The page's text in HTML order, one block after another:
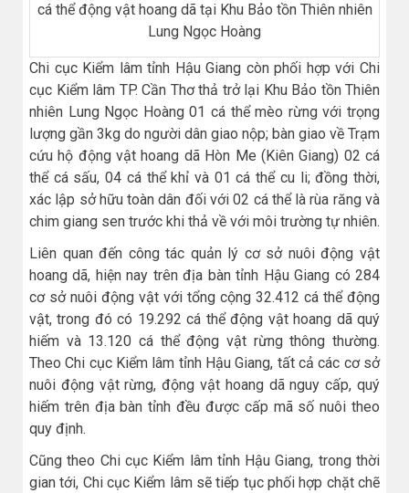
cá thể động vật hoang dã tại Khu Bảo tồn Thiên nhiên
Lung Ngọc Hoàng
Chi cục Kiểm lâm tỉnh Hậu Giang còn phối hợp với Chi
cục Kiểm lâm TP. Cần Thơ thả trở lại Khu Bảo tồn Thiên
nhiên Lung Ngọc Hoàng 01 cá thể mèo rừng với trọng
lượng gần 3kg do người dân giao nộp; bàn giao về Trạm
cứu hộ động vật hoang dã Hòn Me (Kiên Giang) 02 cá
thể cá sấu, 04 cá thể khỉ và 01 cá thể cu li; đồng thời,
xác lập sở hữu toàn dân đối với 02 cá thể là rùa răng và
chim giang sen trước khi thả về với môi trường tự nhiên.
Liên quan đến công tác quản lý cơ sở nuôi động vật
hoang dã, hiện nay trên địa bàn tỉnh Hậu Giang có 284
cơ sở nuôi động vật với tổng cộng 32.412 cá thể động
vật, trong đó có 19.292 cá thể động vật hoang dã quý
hiếm và 13.120 cá thể động vật rừng thông thường.
Theo Chi cục Kiểm lâm tỉnh Hậu Giang, tất cả các cơ sở
nuôi động vật rừng, động vật hoang dã nguy cấp, quý
hiếm trên địa bàn tỉnh đều được cấp mã số nuôi theo
quy định.
Cũng theo Chi cục Kiểm lâm tỉnh Hậu Giang, trong thời
gian tới, Chi cục Kiểm lâm sẽ tiếp tục phối hợp chặt chẽ